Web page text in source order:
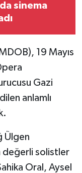
sinema
19 Mayıs
Gazi
anlamlı
Ülgen
değerli solistler
Oral, Aysel